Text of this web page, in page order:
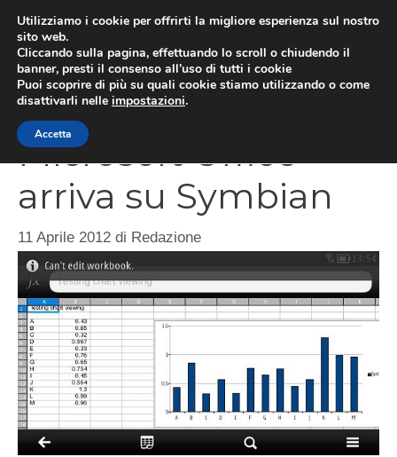
contenuto
Microsoft Office
arriva su Symbian
11 Aprile 2012 di Redazione
Utilizziamo i cookie per offrirti la migliore esperienza sul nostro
sito web.
Cliccando sulla pagina, effettuando lo scroll o chiudendo il
banner, presti il consenso all’uso di tutti i cookie
Puoi scoprire di più su quali cookie stiamo utilizzando o come
disattivarli nelle impostazioni.
Accetta